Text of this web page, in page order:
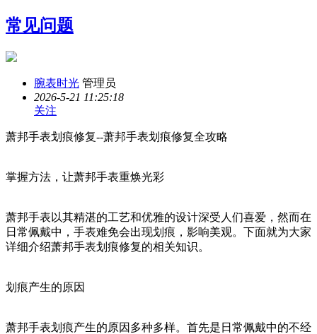
常见问题
腕表时光 管理员
2026-5-21 11:25:18
关注
萧邦手表划痕修复--萧邦手表划痕修复全攻略
掌握方法，让萧邦手表重焕光彩
萧邦手表以其精湛的工艺和优雅的设计深受人们喜爱，然而在
日常佩戴中，手表难免会出现划痕，影响美观。下面就为大家
详细介绍萧邦手表划痕修复的相关知识。
划痕产生的原因
萧邦手表划痕产生的原因多种多样。首先是日常佩戴中的不经